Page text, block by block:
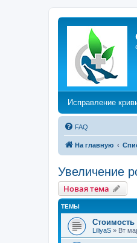
Исправление
FAQ
На главную
Увеличение
Новая тема
ТЕМЫ
Стоимость
LiliyaS » Вт